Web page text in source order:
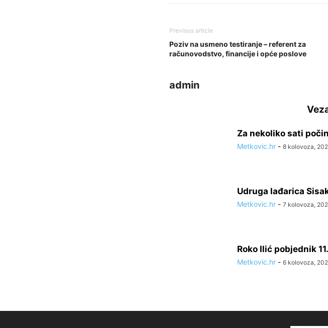
Previous article
Poziv na usmeno testiranje – referent za
računovodstvo, financije i opće poslove
admin
Za nekoliko sati
Metkovic.hr - 8 kolovoza,
Udruga lađarica
Metkovic.hr - 7 kolovoza,
Roko Ilić pobjednik
Metkovic.hr - 6 kolovoza,